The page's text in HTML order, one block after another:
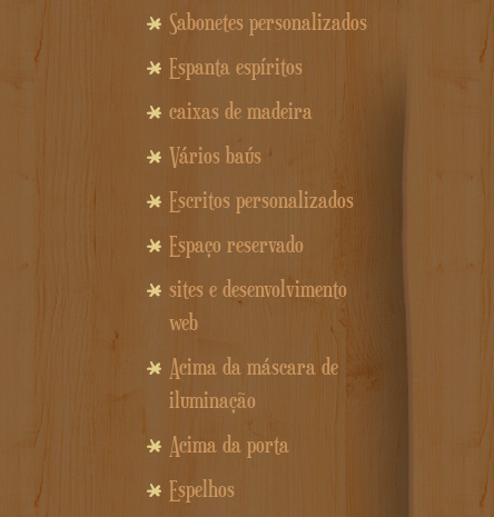
Sabonetes personalizados
Espanta espíritos
caixas de madeira
Vários baús
Escritos personalizados
Espaço reservado
sites e desenvolvimento
web
Acima da máscara de
iluminação
Acima da porta
Espelhos